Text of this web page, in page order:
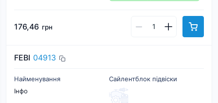
176,46 грн
FEBI 04913
Найменування
Сайлентблок підвіски
Інфо